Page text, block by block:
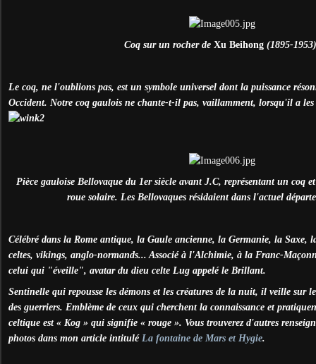
Coq sur un rocher deXu Beihong (1895-
Le coq, ne l'oublions pas, est un symbole universel dont la puissance
Occident. Notre coq gaulois ne chante-t-il pas, vaillamment, lorsqu'il a
Pièce gauloise Bellovaque du 1er siècle avant J.C, représentant un coq
roue solaire. Les Bellovaques résidaient dans l'actuel
Célébré dans la Rome antique, la Gaule ancienne, la Germanie, la Saxe,
celtes, vikings, anglo-normands... Associé à l'Alchimie, à la Franc-
celui qui "éveille", avatar du dieu celte Lug appelé le Brillant.
Sentinelle qui repousse les démons et les créatures de la nuit, il veille sur
des guerriers. Emblème de ceux qui cherchent la connaissance et
celtique est « Kog » qui signifie « rouge ». Vous trouverez d'autres
photos dans mon article intitulé La fontaine de Mars et Hygie.